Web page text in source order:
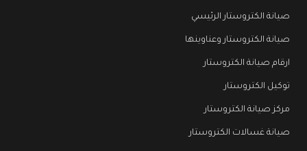
صيانة الكتروستار الرئيسي
صيانة الكتروستار وعناوينها
ارقام صيانة الكتروستار
توكيل الكتروستار
مركز صيانة الكتروستار
صيانة غسالات الكتروستار